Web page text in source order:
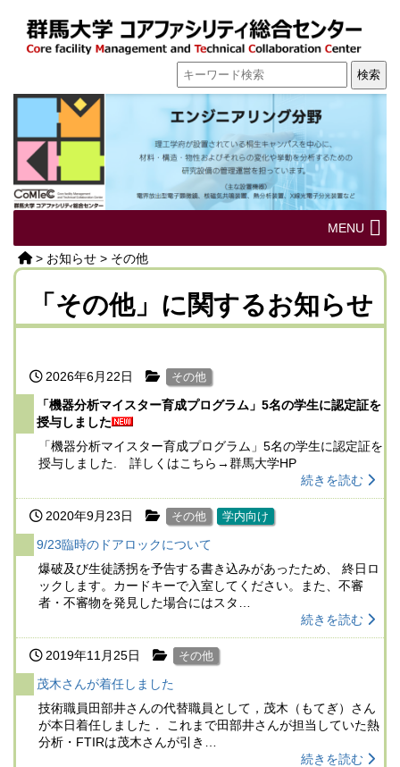
MENU
> お知らせ > その他
「その他」に関するお知らせ
2026年6月22日 その他
「機器分析マイスター育成プログラム」5名の学生に認定証を
授与しました
「機器分析マイスター育成プログラム」5名の学生に認定証を
授与しました. 詳しくはこちら→群馬大学HP
続きを読む
2020年9月23日 その他 学内向け
9/23臨時のドアロックについて
爆破及び生徒誘拐を予告する書き込みがあったため、 終日ロ
ックします。カードキーで入室してください。また、不審
者・不審物を発見した場合にはスタ…
続きを読む
2019年11月25日 その他
茂木さんが着任しました
技術職員田部井さんの代替職員として，茂木（もてぎ）さん
が本日着任しました． これまで田部井さんが担当していた熱
分析・FTIRは茂木さんが引き…
続きを読む